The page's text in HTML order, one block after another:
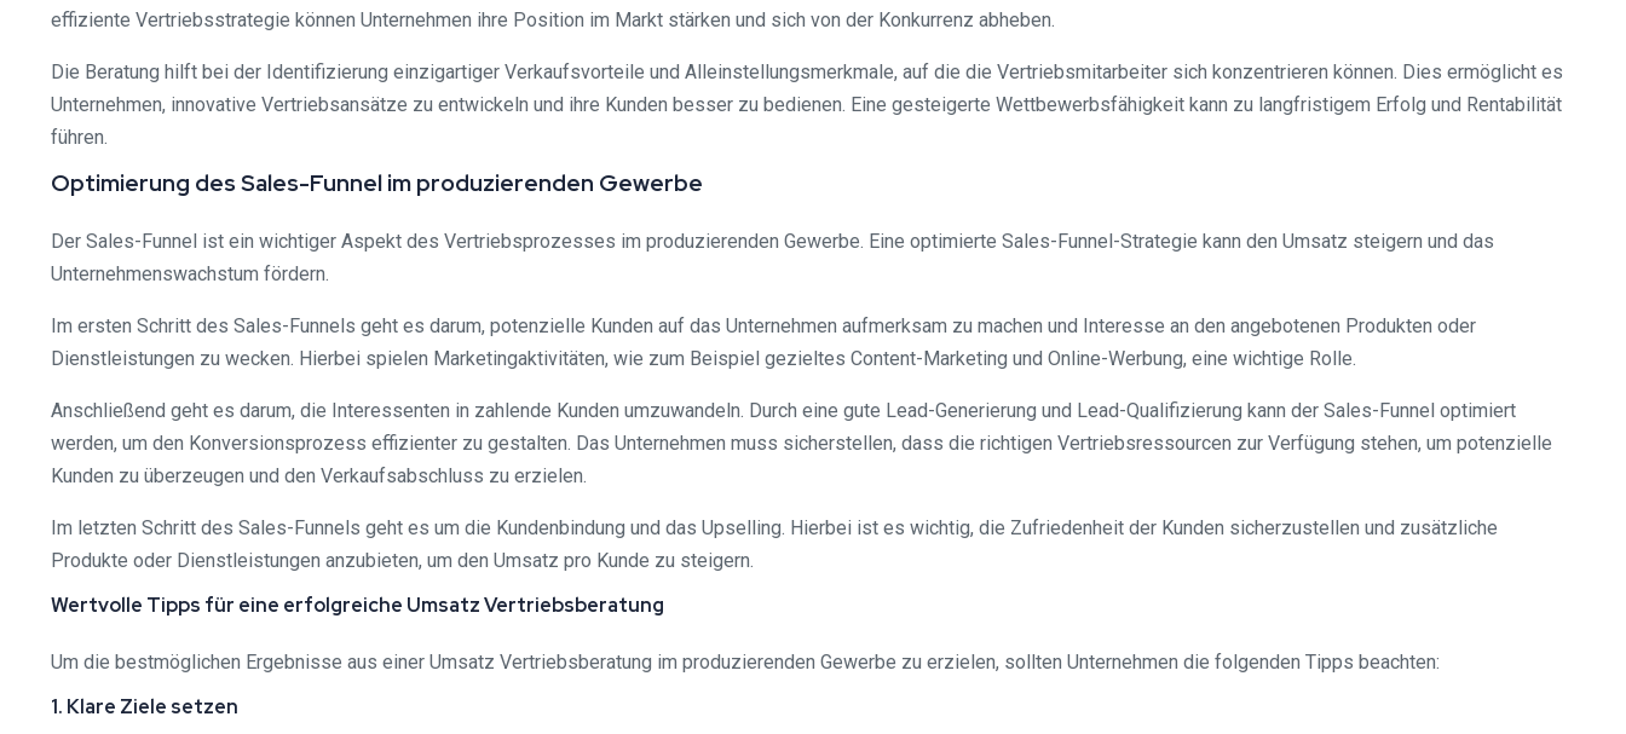
effiziente Vertriebsstrategie können Unternehmen ihre Position im Markt stärken und sich von der Konkurrenz abheben.
Die Beratung hilft bei der Identifizierung einzigartiger Verkaufsvorteile und Alleinstellungsmerkmale, auf die die Vertriebsmitarbeiter sich konzentrieren können. Dies ermöglicht es
Unternehmen, innovative Vertriebsansätze zu entwickeln und ihre Kunden besser zu bedienen. Eine gesteigerte Wettbewerbsfähigkeit kann zu langfristigem Erfolg und Rentabilität
führen.
Optimierung des Sales-Funnel im produzierenden Gewerbe
Der Sales-Funnel ist ein wichtiger Aspekt des Vertriebsprozesses im produzierenden Gewerbe. Eine optimierte Sales-Funnel-Strategie kann den Umsatz steigern und das
Unternehmenswachstum fördern.
Im ersten Schritt des Sales-Funnels geht es darum, potenzielle Kunden auf das Unternehmen aufmerksam zu machen und Interesse an den angebotenen Produkten oder
Dienstleistungen zu wecken. Hierbei spielen Marketingaktivitäten, wie zum Beispiel gezieltes Content-Marketing und Online-Werbung, eine wichtige Rolle.
Anschließend geht es darum, die Interessenten in zahlende Kunden umzuwandeln. Durch eine gute Lead-Generierung und Lead-Qualifizierung kann der Sales-Funnel optimiert
werden, um den Konversionsprozess effizienter zu gestalten. Das Unternehmen muss sicherstellen, dass die richtigen Vertriebsressourcen zur Verfügung stehen, um potenzielle
Kunden zu überzeugen und den Verkaufsabschluss zu erzielen.
Im letzten Schritt des Sales-Funnels geht es um die Kundenbindung und das Upselling. Hierbei ist es wichtig, die Zufriedenheit der Kunden sicherzustellen und zusätzliche
Produkte oder Dienstleistungen anzubieten, um den Umsatz pro Kunde zu steigern.
Wertvolle Tipps für eine erfolgreiche Umsatz Vertriebsberatung
Um die bestmöglichen Ergebnisse aus einer Umsatz Vertriebsberatung im produzierenden Gewerbe zu erzielen, sollten Unternehmen die folgenden Tipps beachten:
1. Klare Ziele setzen